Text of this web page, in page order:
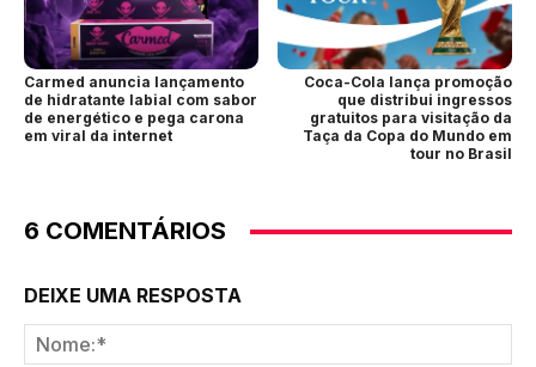
Carmed anuncia lançamento
de hidratante labial com sabor
de energético e pega carona
em viral da internet
Coca-Cola lança promoção
que distribui ingressos
gratuitos para visitação da
Taça da Copa do Mundo em
tour no Brasil
6 COMENTÁRIOS
DEIXE UMA RESPOSTA